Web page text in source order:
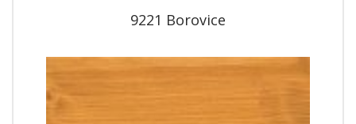
9221 Borovice